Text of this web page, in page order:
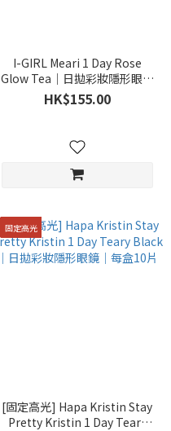
I-GIRL Meari 1 Day Rose
Glow Tea｜日拋彩妝隱形眼鏡
｜每盒10片
HK$155.00
固定高光
[固定高光] Hapa Kristin Stay
Pretty Kristin 1 Day Teary